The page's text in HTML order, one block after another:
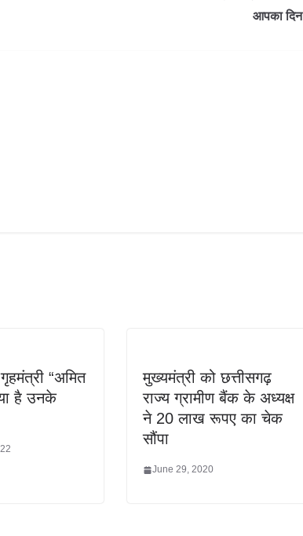
आपका दिन
“अमित
है उनके
मुख्यमंत्री को छत्तीसगढ़
राज्य ग्रामीण बैंक के अध्यक्ष
ने 20 लाख रूपए का चेक
सौंपा
June 29, 2020